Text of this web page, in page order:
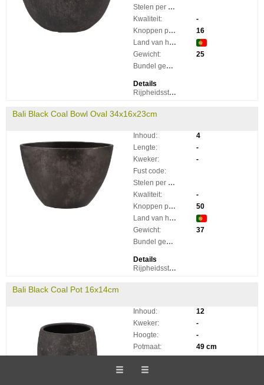
Stelen per bos:
Kwaliteit:
-
Knoppen per steel:
16
Land van herkomst:
Gewicht:
25
Bundel gewicht:
Details
Rijpheidsstadium:
Bali Black Coal Bowl Oval 34x16x23cm
Inhoud:
4
Lengte:
-
Kweker:
-
Fust code:
Stelen per bos:
Kwaliteit:
-
Knoppen per steel:
50
Land van herkomst:
Gewicht:
37
Bundel gewicht:
Details
Rijpheidsstadium:
Bali Black Coal Pot 16x14cm
Inhoud:
12
Kweker:
-
Hoogte:
-
Potmaat:
49 cm
Fust code:
Kwaliteit: